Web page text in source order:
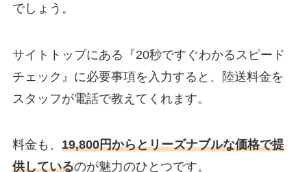
でしょう。
サイトトップにある『20秒ですぐわかるスピード
チェック』に必要事項を入力すると、陸送料金を
スタッフが電話で教えてくれます。
料金も、 19,800円からとリーズナブルな価格で提
供しているのが魅力のひとつです。